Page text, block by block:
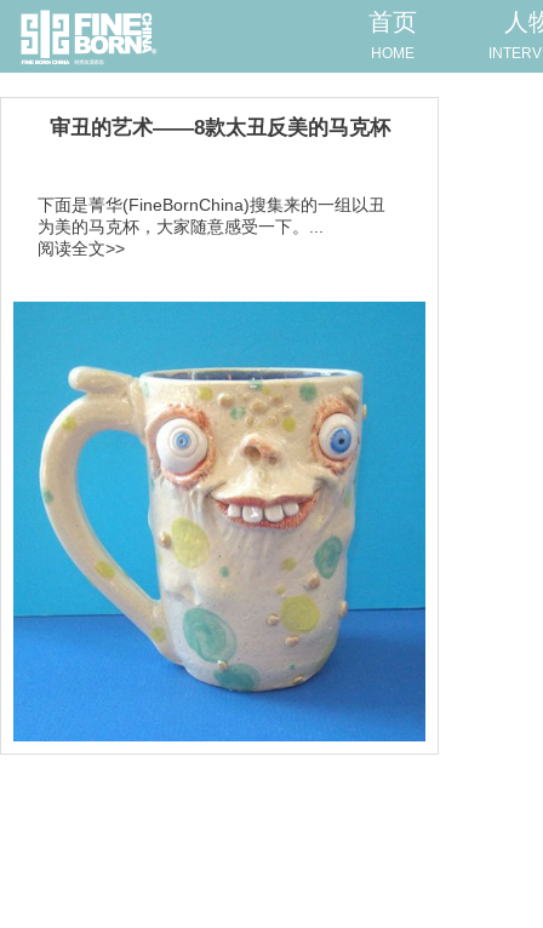
首页
HOME
人
审丑的艺术——8款太丑反美的马克杯
下面是菁华(FineBornChina)搜集来的一组以丑
为美的马克杯，大家随意感受一下。...
阅读全文>>